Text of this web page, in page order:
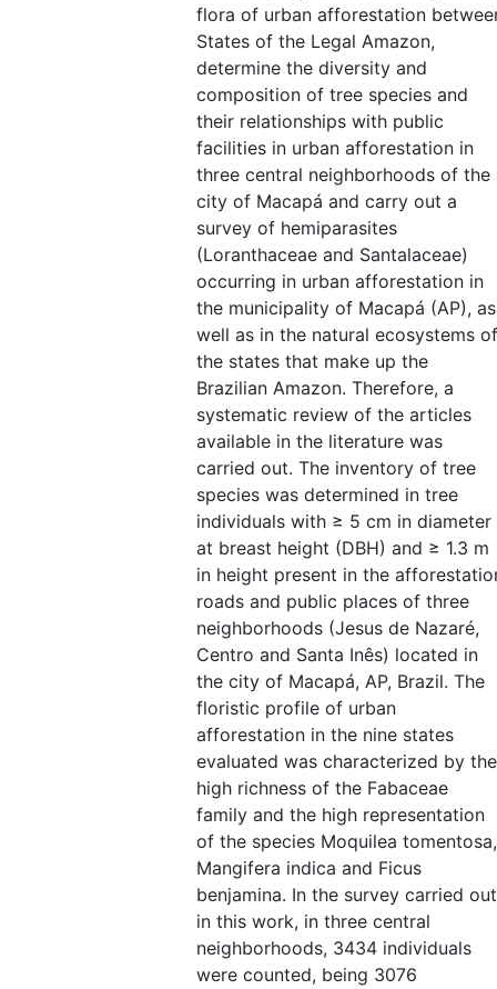
flora of urban afforestation
States of the Legal Amazon,
determine the diversity and
composition of tree species and
their relationships with public
facilities in urban afforestation in
three central neighborhoods of the
city of Macapá and carry out a
survey of hemiparasites
(Loranthaceae and Santalaceae)
occurring in urban afforestation in
the municipality of Macapá (AP), as
well as in the natural ecosystems of
the states that make up the
Brazilian Amazon. Therefore, a
systematic review of the articles
available in the literature was
carried out. The inventory of tree
species was determined in tree
individuals with ≥ 5 cm in diameter
at breast height (DBH) and ≥ 1.3 m
in height present in the
roads and public places of three
neighborhoods (Jesus de Nazaré,
Centro and Santa Inês) located in
the city of Macapá, AP, Brazil. The
floristic profile of urban
afforestation in the nine states
evaluated was characterized by the
high richness of the Fabaceae
family and the high representation
of the species Moquilea tomentosa,
Mangifera indica and Ficus
benjamina. In the survey carried out
in this work, in three central
neighborhoods, 3434 individuals
were counted, being 3076